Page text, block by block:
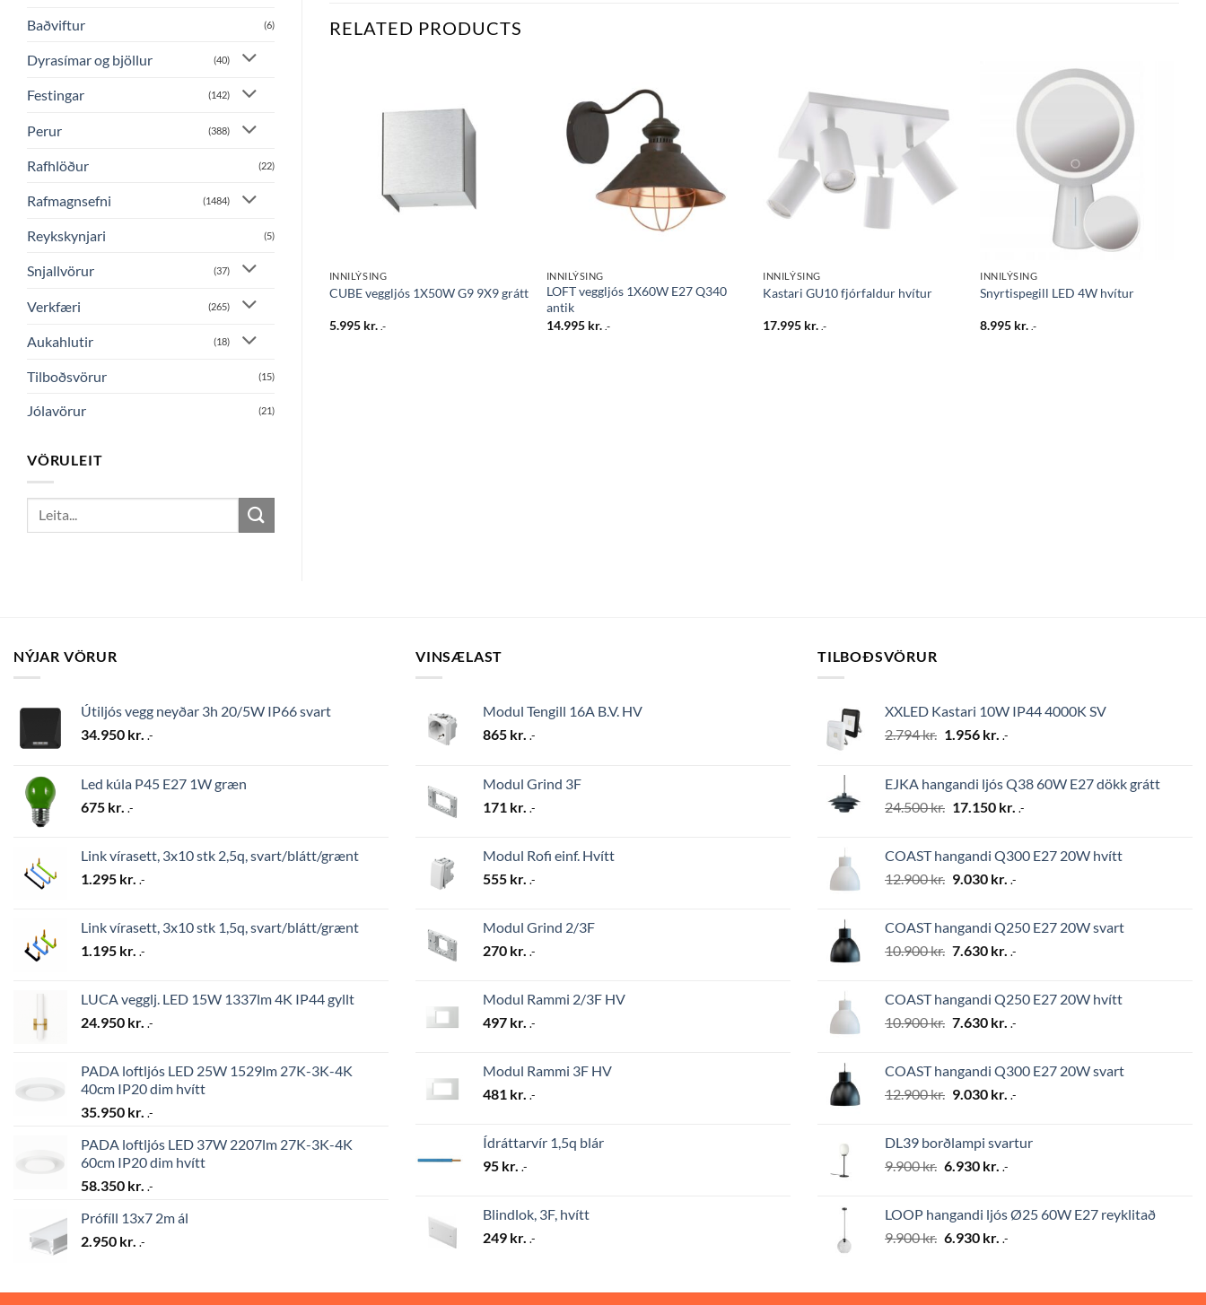
Baðviftur (6)
Dyrasímar og bjöllur (40)
Festingar (142)
Perur (388)
Rafhlöður (22)
Rafmagnsefni (1484)
Reykskynjari (5)
Snjallvörur (37)
Verkfæri (265)
Aukahlutir (18)
Tilboðsvörur (15)
Jólavörur (21)
VÖRULEIT
Search
RELATED PRODUCTS
óskalista
INNILÝSING
CUBE veggljós 1X50W G9 9X9 grátt
5.995 kr. .-
INNILÝSING
LOFT veggljós 1X60W E27 Q340
antik
14.995 kr. .-
Bæta
við á
INNILÝSING
Kastari GU10 fjórfaldur hvítur
17.995 kr. .-
óskalista
INNILÝSING
Snyrtispegill LED 4W hvítur
8.995 kr. .-
óskalista
NÝJAR VÖRUR
Útiljós vegg neyðar 3h 20/5W IP66 svart
34.950 kr. .-
Led kúla P45 E27 1W græn
675 kr. .-
Link vírasett, 3x10 stk 2,5q, svart/blátt/grænt
1.295 kr. .-
Link vírasett, 3x10 stk 1,5q, svart/blátt/grænt
1.195 kr. .-
LUCA vegglj. LED 15W 1337lm 4K IP44 gyllt
24.950 kr. .-
PADA loftljós LED 25W 1529lm 27K-3K-4K
40cm IP20 dim hvítt
35.950 kr. .-
PADA loftljós LED 37W 2207lm 27K-3K-4K
60cm IP20 dim hvítt
58.350 kr. .-
Prófíll 13x7 2m ál
2.950 kr. .-
VINSÆLAST
Modul Tengill 16A B.V. HV
865 kr. .-
Modul Grind 3F
171 kr. .-
Modul Rofi einf. Hvítt
555 kr. .-
Modul Grind 2/3F
270 kr. .-
Modul Rammi 2/3F HV
497 kr. .-
Modul Rammi 3F HV
481 kr. .-
Ídráttarvír 1,5q blár
95 kr. .-
Blindlok, 3F, hvítt
249 kr. .-
TILBOÐSVÖRUR
XXLED Kastari 10W IP44 4000K SV
2.794kr. Original
2.794 kr..
1.956 kr. Current
1.956 kr..
.-
EJKA hangandi ljós Q38 60W E27 dökk grátt
24.500kr. Original
24.500 kr..
17.150 kr. Current
17.150 kr..
.-
COAST hangandi Q300 E27 20W hvítt
12.900kr. Original
12.900 kr..
9.030 kr. Current
9.030 kr..
.-
COAST hangandi Q250 E27 20W svart
10.900kr. Original
10.900 kr..
7.630 kr. Current
7.630 kr..
.-
COAST hangandi Q250 E27 20W hvítt
10.900kr. Original
10.900 kr..
7.630 kr. Current
7.630 kr..
.-
COAST hangandi Q300 E27 20W svart
12.900kr. Original
12.900 kr..
9.030 kr. Current
9.030 kr..
.-
DL39 borðlampi svartur
9.900kr. Original
9.900 kr..
6.930 kr. Current
6.930 kr..
.-
LOOP hangandi ljós Ø25 60W E27 reyklitað
9.900kr. Original
9.900 kr..
6.930 kr. Current
6.930 kr..
.-